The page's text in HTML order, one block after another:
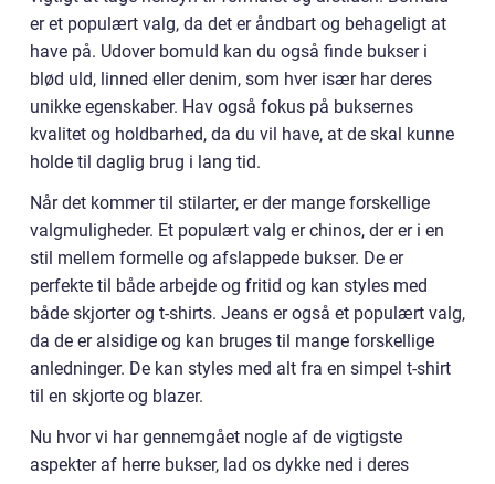
er et populært valg, da det er åndbart og behageligt at
have på. Udover bomuld kan du også finde bukser i
blød uld, linned eller denim, som hver især har deres
unikke egenskaber. Hav også fokus på buksernes
kvalitet og holdbarhed, da du vil have, at de skal kunne
holde til daglig brug i lang tid.
Når det kommer til stilarter, er der mange forskellige
valgmuligheder. Et populært valg er chinos, der er i en
stil mellem formelle og afslappede bukser. De er
perfekte til både arbejde og fritid og kan styles med
både skjorter og t-shirts. Jeans er også et populært valg,
da de er alsidige og kan bruges til mange forskellige
anledninger. De kan styles med alt fra en simpel t-shirt
til en skjorte og blazer.
Nu hvor vi har gennemgået nogle af de vigtigste
aspekter af herre bukser, lad os dykke ned i deres